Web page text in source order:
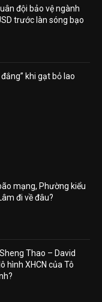
đội bảo vệ ngành
trước làn sóng bạo
khi gạt bỏ lao
mạng, Phường kiểu
đi về đâu?
Thao – David
hình XHCN của Tô